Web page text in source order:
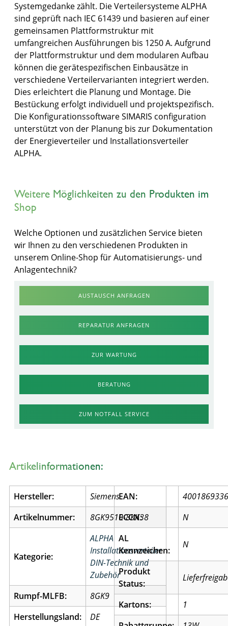
Systemgedanke zählt. Die Verteilersysteme ALPHA
sind geprüft nach IEC 61439 und basieren auf einer
gemeinsamen Plattformstruktur mit
umfangreichen Ausführungen bis 1250 A. Aufgrund
der Plattformstruktur und dem modularen Aufbau
können die gerätespezifischen Einbausätze in
verschiedene Verteilervarianten integriert werden.
Dies erleichtert die Planung und Montage. Die
Bestückung erfolgt individuell und projektspezifisch.
Die Konfigurationssoftware SIMARIS configuration
unterstützt von der Planung bis zur Dokumentation
der Energieverteiler und Installationsverteiler
ALPHA.
Weitere Möglichkeiten zu den Produkten im
Shop
Welche Optionen und zusätzlichen Service bieten
wir Ihnen zu den verschiedenen Produkten in
unserem Online-Shop für Automatisierungs- und
Anlagentechnik?
AUSTAUSCH ANFRAGEN
REPARATUR ANFRAGEN
ZUR WARTUNG
BERATUNG
ZUM NOTFALL SERVICE
Artikelinformationen:
Hersteller:
Siemens
Artikelnummer:
8GK9510-8KK38
Kategorie:
ALPHA
Installationsverteiler
DIN-Technik und
Zubehör
Rumpf-MLFB:
8GK9
Herstellungsland:
DE
EAN:
ECCN:
N
AL
Kennzeichen:
N
Produkt
Status:
Kartons:
1